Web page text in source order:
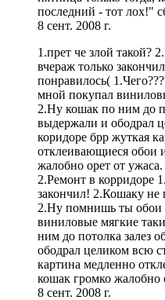
последний - тот лох!"
8 сент. 2008 г.
1.прет че злой такой?
вчераж только
понравилось(
мной покупал
2.Ну кошак по ним до
выдержали и ободрал
коридоре брр жуткая
отклеивающиеся обои
жалобно орет от
2.Ремонт в корридоре
закончил! 2.Кошаку не
2.Ну помнишь ты обои
виниловые мягкие
ним до потолка залез
ободрал целиком всю
картина медленно
кошак громко жалобно
8 сент. 2008 г.